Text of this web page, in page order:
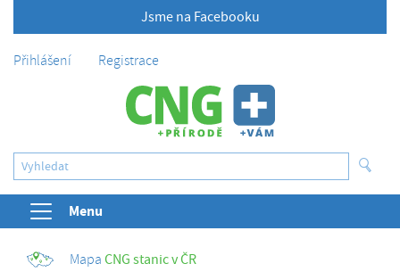
Jsme na Facebooku
Přihlášení Registrace
Menu
Mapa CNG stanic v ČR